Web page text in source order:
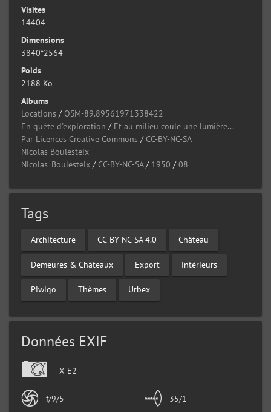
Visites
14404
Dimensions
3840*2564
Poids
2188 Ko
Albums
Locations / OSM-89.89561971338422
En quête d'exploration / Et au milieu coule une lumière...
Par Licences Creative Commons / CC-BY-NC-SA
Nicolas Boulesteix
Nicolas_Boulesteix / CC-BY-NC-SA/ 1950 /08
Tags
Architecture CC-BY-NC-SA 4.0 Château
Demeures & Châteaux Export intérieurs
Piwigo Thèmes Urbex
Données EXIF
X-E2
f/9/5 35/1